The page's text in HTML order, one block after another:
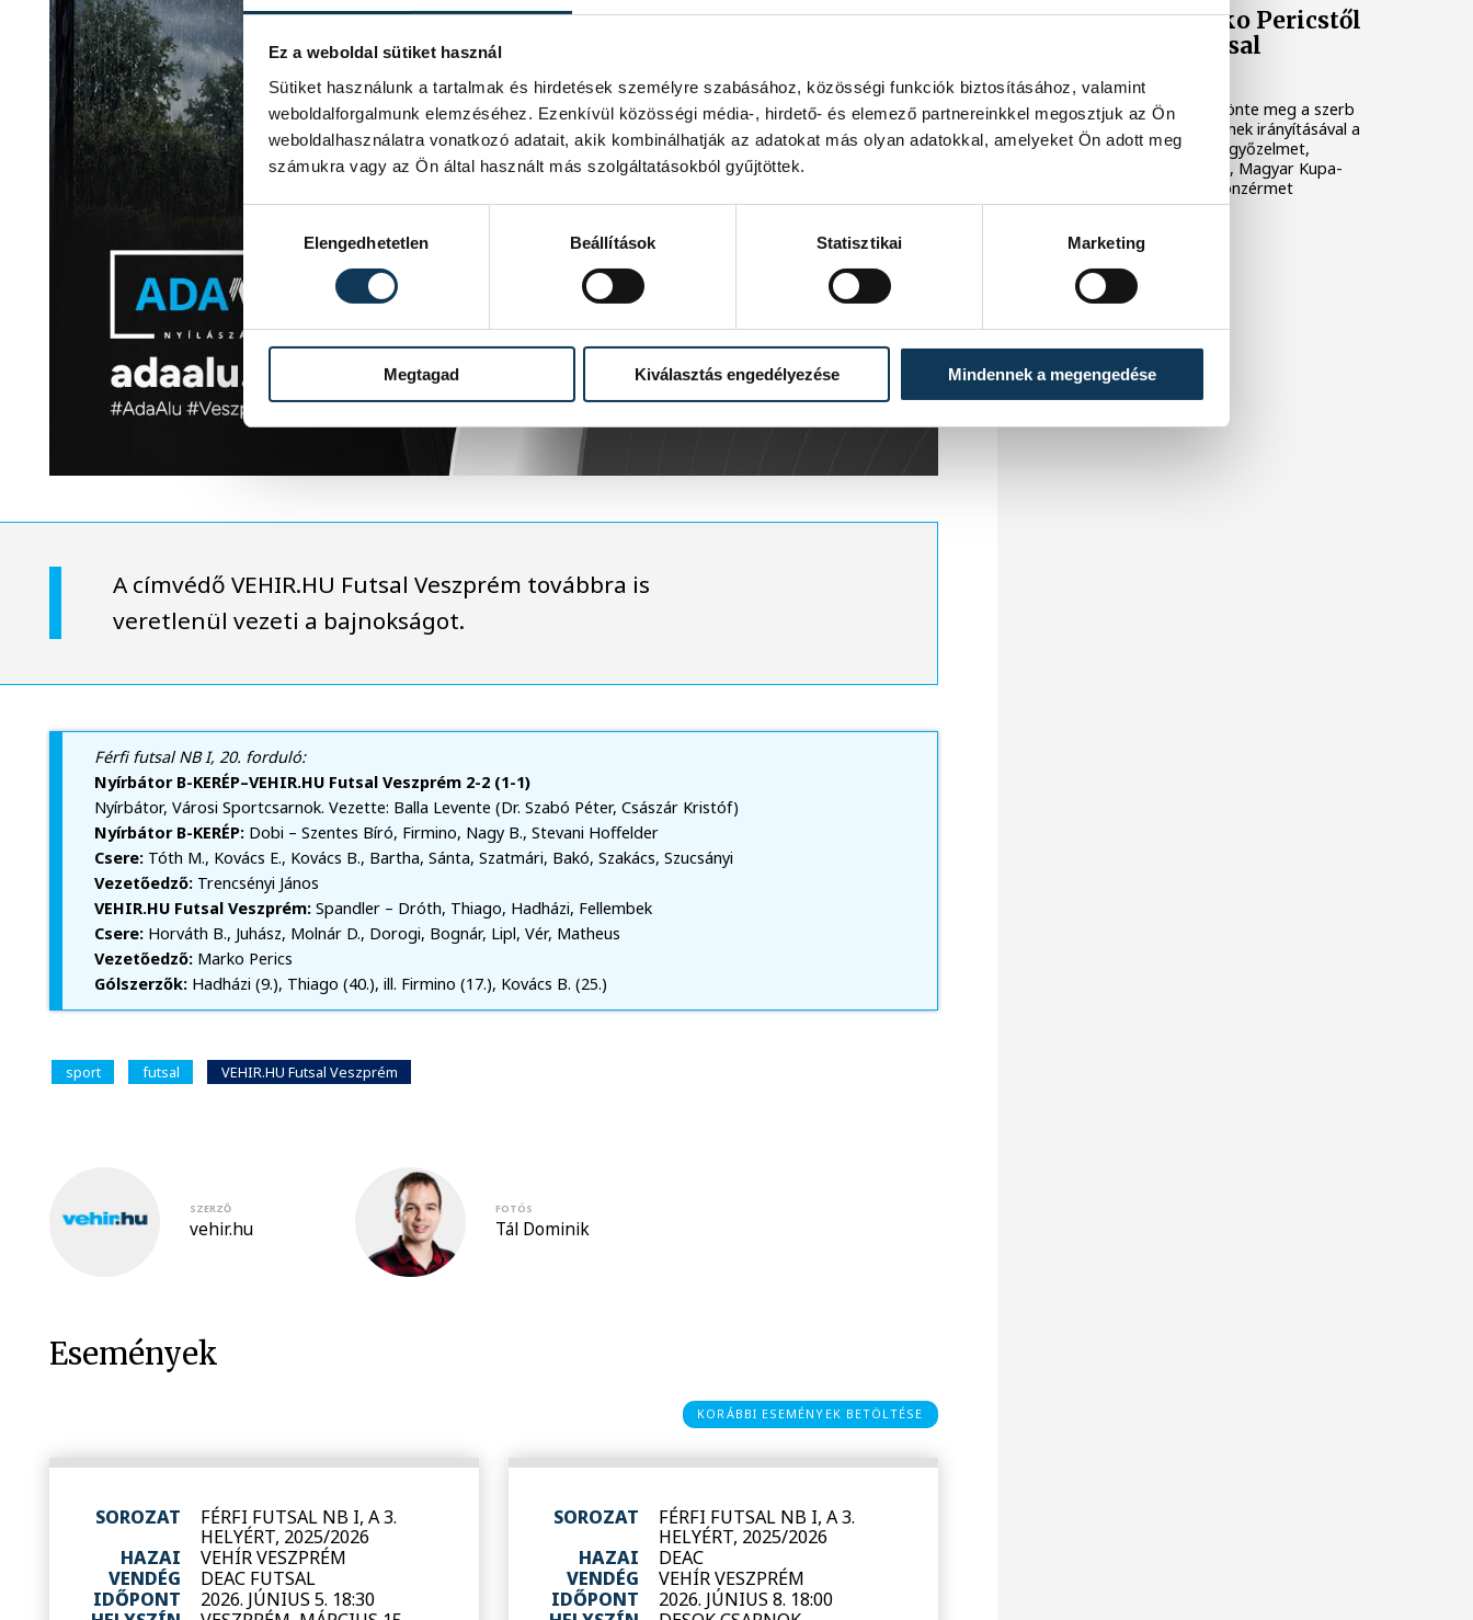
Ez a weboldal sütiket használ
Sütiket használunk a tartalmak és hirdetések személyre szabásához, közösségi funkciók biztosításához, valamint
weboldalforgalmunk elemzéséhez. Ezenkívül közösségi média-, hirdető- és elemező partnereinkkel megosztjuk az Ön
weboldalhasználatra vonatkozó adatait, akik kombinálhatják az adatokat más olyan adatokkal, amelyeket Ön adott meg
számukra vagy az Ön által használt más szolgáltatásokból gyűjtöttek.
Elengedhetetlen
Beállítások Statisztikai Marketing
Megtagad Kiválasztás engedélyezése Mindennek a megengedése
A címvédő VEHIR.HU Futsal Veszprém továbbra is
veretlenül vezeti a bajnokságot.
Férfi futsal NB I, 20. forduló:
Nyírbátor B-KERÉP–VEHIR.HU Futsal Veszprém 2-2 (1-1)
Nyírbátor, Városi Sportcsarnok. Vezette: Balla Levente (Dr. Szabó Péter, Császár Kristóf)
Nyírbátor B-KERÉP: Dobi – Szentes Bíró, Firmino, Nagy B., Stevani Hoffelder
Csere: Tóth M., Kovács E., Kovács B., Bartha, Sánta, Szatmári, Bakó, Szakács, Szucsányi
Vezetőedző: Trencsényi János
VEHIR.HU Futsal Veszprém:Spandler – Dróth, Thiago, Hadházi, Fellembek
Csere:Horváth B., Juhász, Molnár D., Dorogi, Bognár, Lipl, Vér, Matheus
Vezetőedző:Marko Perics
Gólszerzők:Hadházi (9.), Thiago (40.), ill. Firmino (17.), Kovács B. (25.)
sport futsal VEHIR.HU Futsal Veszprém
SZERZŐ
vehir.hu
FOTÓS
Tál Dominik
Események
KORÁBBI ESEMÉNYEK BETÖLTÉSE
SOROZAT
FÉRFI FUTSAL NB I, A 3.
HELYÉRT, 2025/2026
HAZAI
VEHÍR VESZPRÉM
VENDÉG
DEAC FUTSAL
IDŐPONT
2026. JÚNIUS 5. 18:30
SOROZAT
FÉRFI FUTSAL NB I, A 3.
HELYÉRT, 2025/2026
HAZAI
DEAC
VENDÉG
VEHÍR VESZPRÉM
IDŐPONT
2026. JÚNIUS 8. 18:00
Elköszönt Marko Pericstől
a VEHIR.HU Futsal
A klub saját oldalán köszönte meg a szerb
szakember munkáját, akinek irányításával a
veszprémiek alapszakaszgyőzelmet,
történelmi BL-szereplést, Magyar Kupa-
győzelmet és bajnoki bronzérmet
ünnepelhettek.